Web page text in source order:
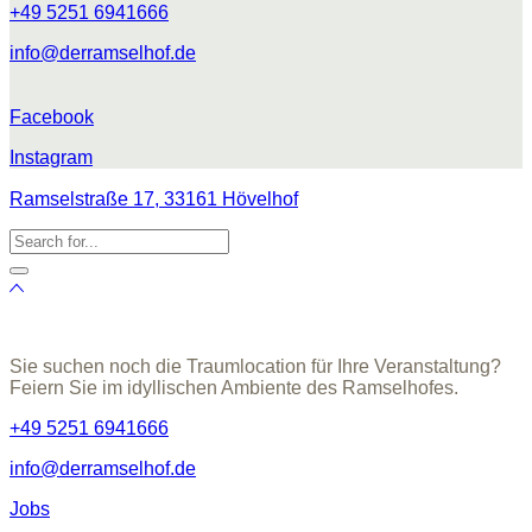
+49 5251 6941666
info@derramselhof.de
Facebook
Instagram
Ramselstraße 17, 33161 Hövelhof
Sie suchen noch die Traumlocation für Ihre Veranstaltung?
Feiern Sie im idyllischen Ambiente des Ramselhofes.
+49 5251 6941666
info@derramselhof.de
Jobs